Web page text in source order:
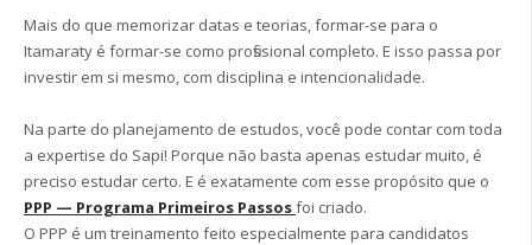
Mais do que memorizar datas e teorias, formar-se para o
Itamaraty é formar-se como profissional completo. E isso passa por
investir em si mesmo, com disciplina e intencionalidade.
Na parte do planejamento de estudos, você pode contar com toda
a expertise do Sapi! Porque não basta apenas estudar muito, é
preciso estudar certo. E é exatamente com esse propósito que o
PPP — Programa Primeiros Passosfoi criado.
O PPP é um treinamento feito especialmente para candidatos